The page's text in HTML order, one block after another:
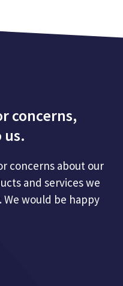
concerns,
us.
concerns about our
and services we
We would be happy